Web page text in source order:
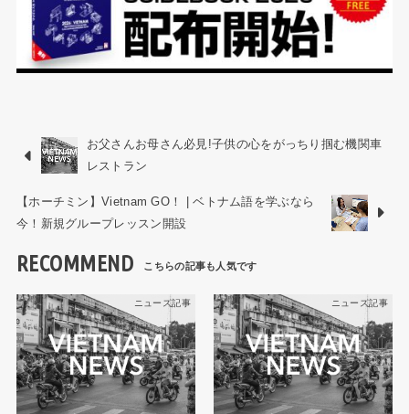
お父さんお母さん必見!子供の心をがっちり掴む機関車
レストラン
【ホーチミン】Vietnam GO！ | ベトナム語を学ぶなら
今！新規グループレッスン開設
RECOMMEND
ニュース記事 ニュース記事